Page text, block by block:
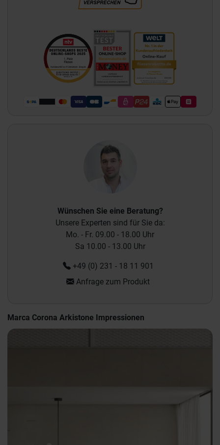
Wünschen Sie eine Beratung?
Unsere Experten sind für Sie da:
Mo. - Fr. 09.00 - 18.00 Uhr
Sa 10.00 - 13.00 Uhr
+49 (0) 231 - 18 11 901
Anfrage zum Produkt
Marca Corona Arkistone Impressionen